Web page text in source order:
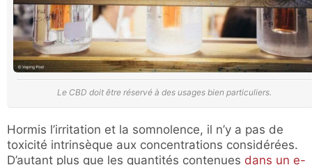
Le CBD doit être réservé à des usages bien particuliers.
Hormis l’irritation et la somnolence, il n’y a pas de
toxicité intrinsèque aux concentrations considérées.
D’autant plus que les quantités contenues dans un e-